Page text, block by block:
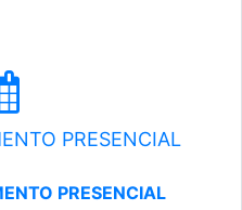
PRESENCIAL
PRESENCIAL